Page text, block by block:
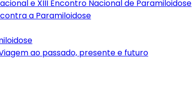
e XIII Encontro Nacional de Paramiloidose
a Paramiloidose
ao passado, presente e futuro